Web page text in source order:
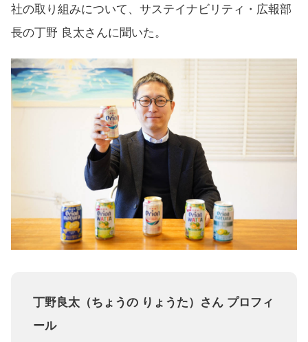
社の取り組みについて、サステイナビリティ・広報部
長の丁野 良太さんに聞いた。
丁野良太（ちょうの りょうた）さん プロフィ
ール